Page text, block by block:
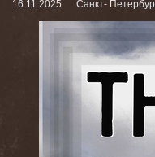
16.11.2025
Санкт-